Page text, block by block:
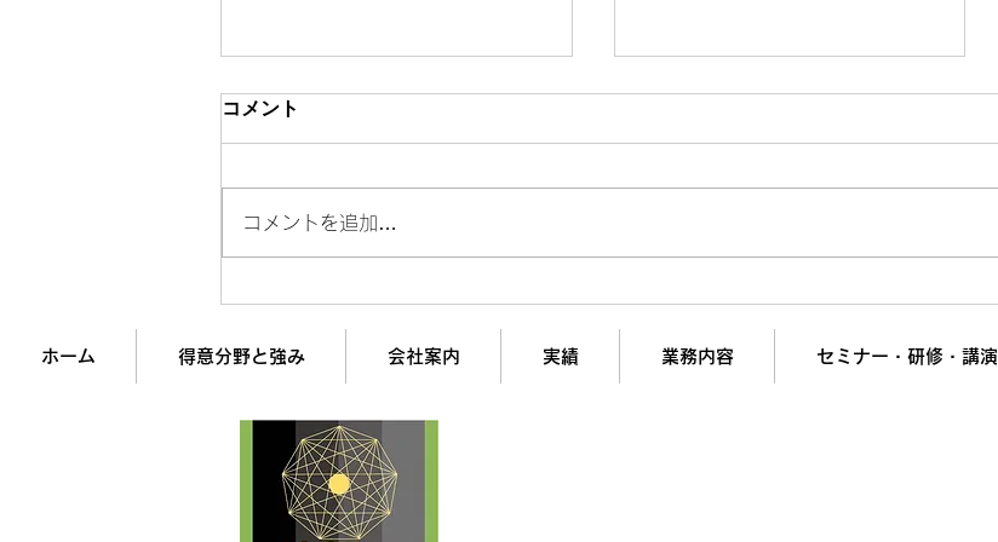
的な違い」10選
わる話、正直バカにしてまし
た
コメント
コメントを追加…
ホーム 得意分野と強み 会社案内 実績 業務内容 セミナー・研修・講演